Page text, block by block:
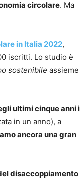
circolare. Ma
in Italia 2022,
iscritti. Lo studio è
sostenibile assieme
ultimi cinque anni i
in un anno), a
ancora una gran
disaccoppiamento